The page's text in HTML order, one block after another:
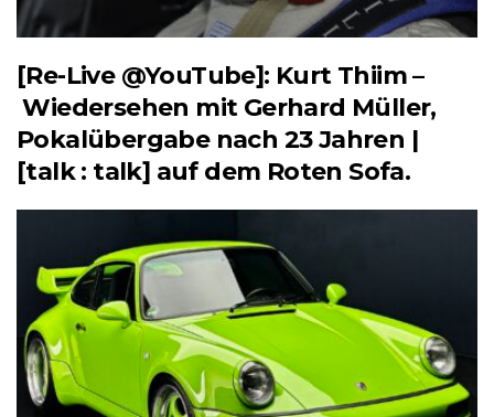
[Re-Live @YouTube]: Kurt Thiim –
Wiedersehen mit Gerhard Müller,
Pokalübergabe nach 23 Jahren |
[talk : talk] auf dem Roten Sofa.